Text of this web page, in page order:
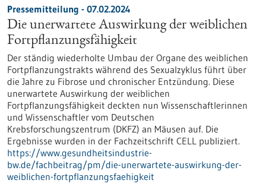
Pressemitteilung - 07.02.2024
Die unerwartete Auswirkung der weiblichen
Fortpflanzungsfähigkeit
Der ständig wiederholte Umbau der Organe des weiblichen
Fortpflanzungstrakts während des Sexualzyklus führt über
die Jahre zu Fibrose und chronischer Entzündung. Diese
unerwartete Auswirkung der weiblichen
Fortpflanzungsfähigkeit deckten nun Wissenschaftlerinnen
und Wissenschaftler vom Deutschen
Krebsforschungszentrum (DKFZ) an Mäusen auf. Die
Ergebnisse wurden in der Fachzeitschrift CELL publiziert.
https://www.gesundheitsindustrie-
bw.de/fachbeitrag/pm/die-unerwartete-auswirkung-der-
weiblichen-fortpflanzungsfaehigkeit